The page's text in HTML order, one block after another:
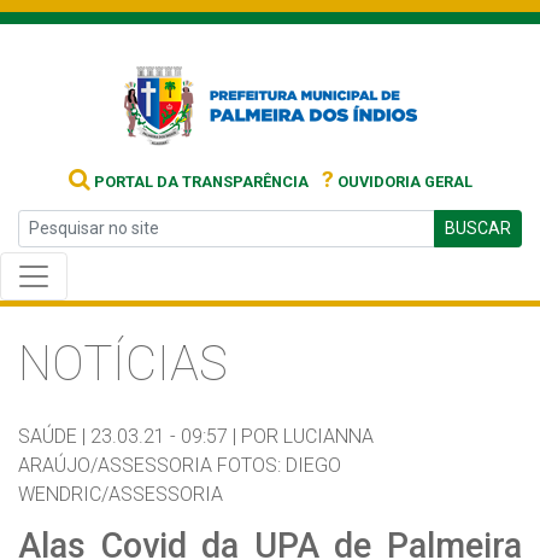
PORTAL DA TRANSPARÊNCIA ? OUVIDORIA GERAL
BUSCAR
NOTÍCIAS
SAÚDE | 23.03.21 - 09:57 | POR LUCIANNA
ARAÚJO/ASSESSORIA FOTOS: DIEGO
WENDRIC/ASSESSORIA
Alas Covid da UPA de Palmeira